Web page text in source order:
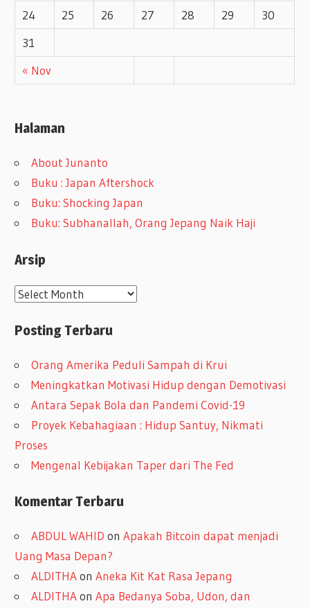
« Nov
24
25 26 27 28 29
30
31
Halaman
About Junanto
Buku : Japan Aftershock
Buku: Shocking Japan
Buku: Subhanallah, Orang Jepang Naik Haji
Arsip
A
s
Posting Terbaru
Orang Amerika Peduli Sampah di Krui
Meningkatkan Motivasi Hidup dengan Demotivasi
Antara Sepak Bola dan Pandemi Covid-19
Proyek Kebahagiaan : Hidup Santuy, Nikmati
Proses
Mengenal Kebijakan Taper dari The Fed
Komentar Terbaru
ABDUL WAHID onApakah Bitcoin dapat menjadi
Uang Masa Depan?
ALDITHAonAneka Kit Kat Rasa Jepang
ALDITHAonApa Bedanya Soba, Udon, dan